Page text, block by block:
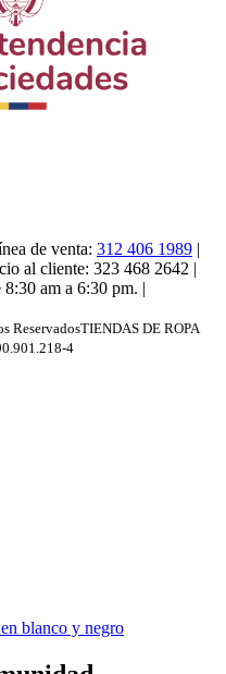
de venta: 312 406 1989 |
al cliente: 323 468 2642 |
am a 6:30 pm. |
ReservadosTIENDAS DE ROPA
4